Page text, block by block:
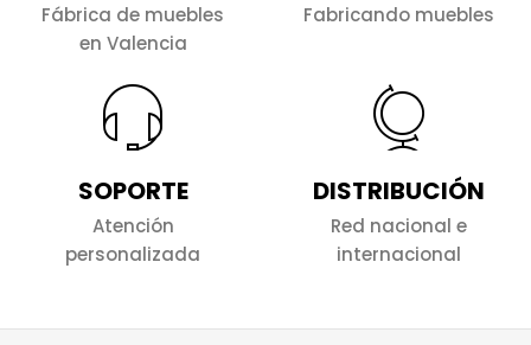
Fábrica de muebles
en Valencia
Fabricando muebles
SOPORTE
Atención
personalizada
DISTRIBUCIÓN
Red nacional e
internacional